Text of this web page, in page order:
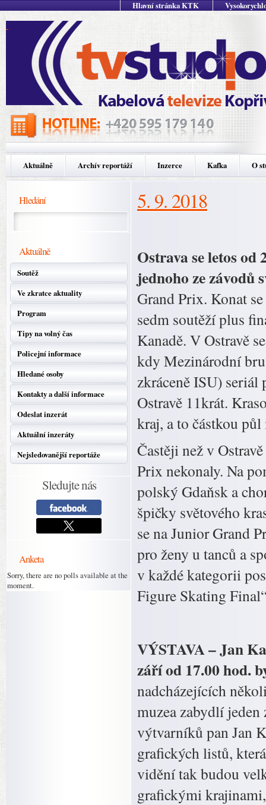
Hlavní stránka KTK
Aktuálně Archív reportáží Inzerce Kafka O
Hledání
Aktuálně
Soutěž
Ve zkratce aktuality
Program
Tipy na volný čas
Policejní informace
Hledané osoby
Kontakty a další informace
Odeslat inzerát
Aktuální inzeráty
Nejsledovanější reportáže
Sledujte nás
Anketa
Sorry, there are no polls available at the
moment.
5. 9. 2018
Ostrava se letos od
jednoho ze závodů
Grand Prix. Konat
sedm soutěží plus
Kanadě. V Ostravě
kdy Mezinárodní
zkráceně ISU) seriál
Ostravě 11krát.
kraj, a to částkou
Častěji než v
Prix nekonaly. Na
polský Gdaňsk a
špičky světového
se na Junior Grand
pro ženy u tanců a
v každé kategorii
Figure Skating
VÝSTAVA – Jan
září od 17.00 hod.
nadcházejících
muzea zabydlí
výtvarníků pan Jan
grafických listů,
vidění tak budou
grafickými